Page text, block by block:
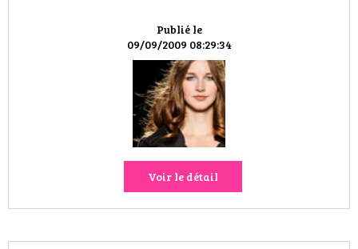
CULTURE
HIGH TECH
MAISON
AUTO
LIEUX TENDANCES
Publié le
09/09/2009 08:29:34
Voir le détail